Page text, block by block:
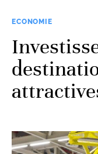
ECONOMIE